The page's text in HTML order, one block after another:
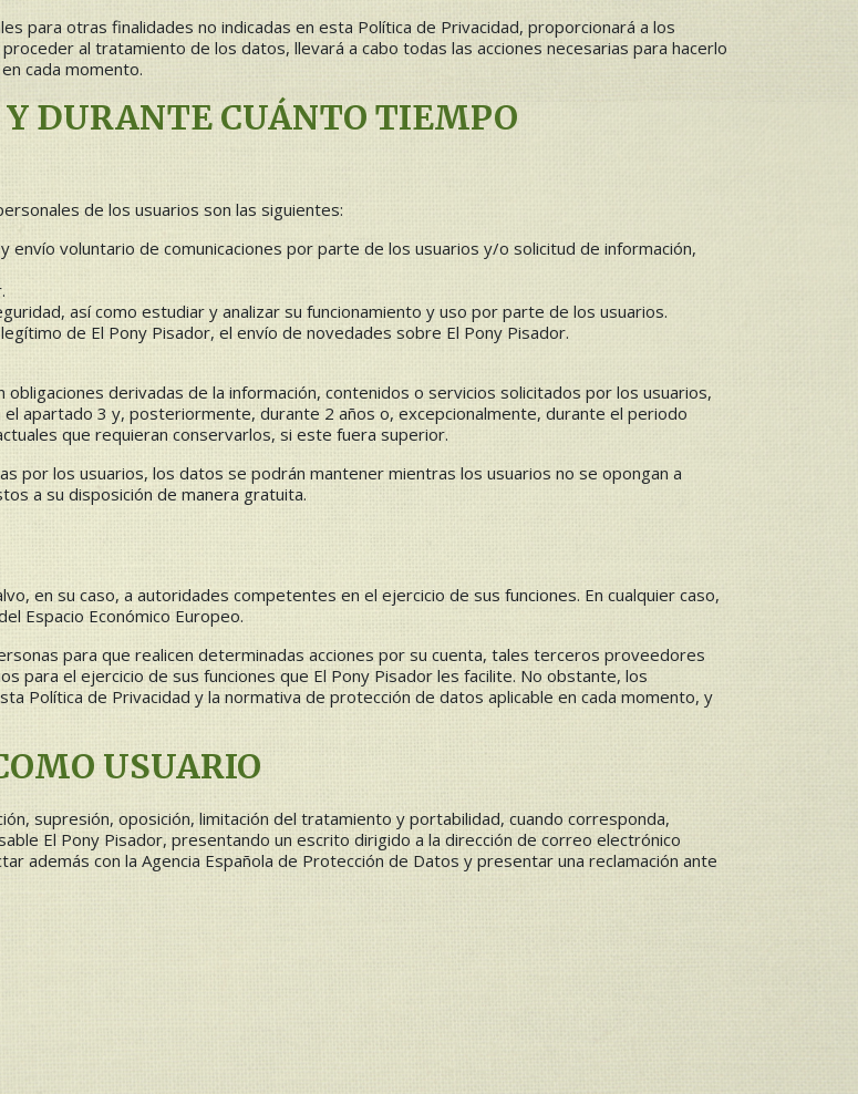
para otras finalidades no indicadas en esta Política de Privacidad, proporcionará a los
al tratamiento de los datos, llevará a cabo todas las acciones necesarias para hacerlo
cada momento.
DURANTE CUÁNTO TIEMPO
de los usuarios son las siguientes:
envío voluntario de comunicaciones por parte de los usuarios y/o solicitud de información,
así como estudiar y analizar su funcionamiento y uso por parte de los usuarios.
de El Pony Pisador, el envío de novedades sobre El Pony Pisador.
derivadas de la información, contenidos o servicios solicitados por los usuarios,
apartado 3 y, posteriormente, durante 2 años o, excepcionalmente, durante el periodo
que requieran conservarlos, si este fuera superior.
por los usuarios, los datos se podrán mantener mientras los usuarios no se opongan a
a su disposición de manera gratuita.
en su caso, a autoridades competentes en el ejercicio de sus funciones. En cualquier caso,
Espacio Económico Europeo.
para que realicen determinadas acciones por su cuenta, tales terceros proveedores
para el ejercicio de sus funciones que El Pony Pisador les facilite. No obstante, los
Política de Privacidad y la normativa de protección de datos aplicable en cada momento, y
USUARIO
supresión, oposición, limitación del tratamiento y portabilidad, cuando corresponda,
El Pony Pisador, presentando un escrito dirigido a la dirección de correo electrónico
además con la Agencia Española de Protección de Datos y presentar una reclamación ante